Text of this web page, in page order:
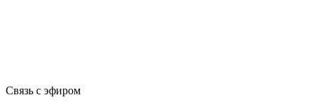
Связь с эфиром